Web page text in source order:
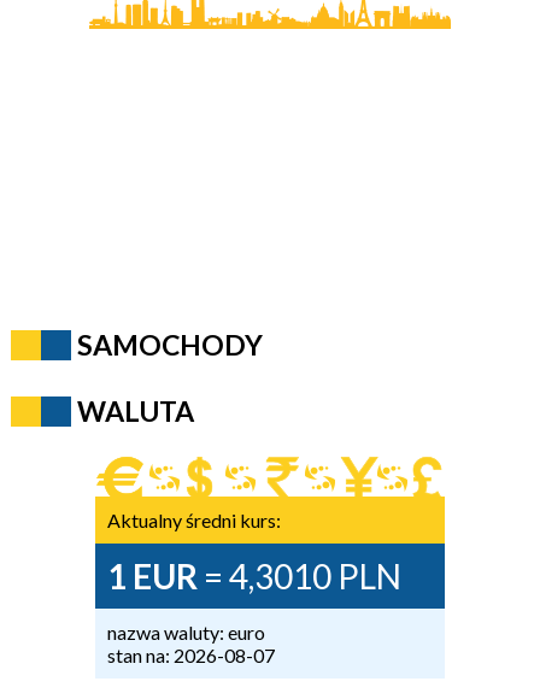
SAMOCHODY
WALUTA
Aktualny średni kurs:
1 EUR = 4,3010 PLN
nazwa waluty: euro
stan na: 2026-08-07